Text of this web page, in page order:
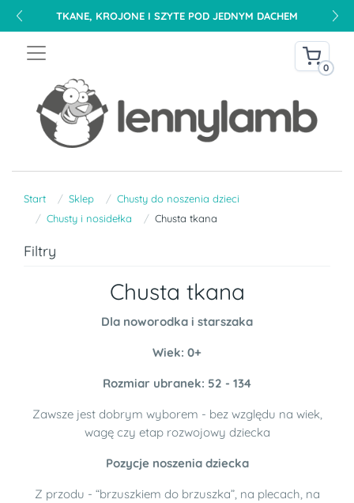
DARMOWA DOSTAWA NA TERENIE POLSKI OD 240 PLN
0
Start Sklep
Chusty do noszenia dzieci
Chusty i nosidełka
Chusta tkana
Filtry
Chusta tkana
Dla noworodka i starszaka
Wiek: 0+
Rozmiar ubranek: 52 - 134
Zawsze jest dobrym wyborem - bez względu na wiek,
wagę czy etap rozwojowy dziecka
Pozycje noszenia dziecka
Z przodu - “brzuszkiem do brzuszka”, na plecach, na